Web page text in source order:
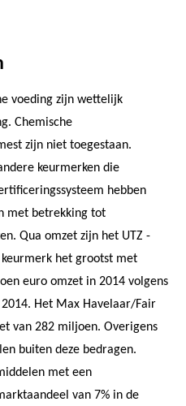
voeding zijn wettelijk
Chemische
zijn niet toegestaan.
keurmerken die
hebben
met betrekking tot
Qua omzet zijn het UTZ -
het grootst met
euro omzet in 2014 volgens
Het Max Havelaar/Fair
van 282 miljoen. Overigens
buiten deze bedragen.
met een
van 7% in de